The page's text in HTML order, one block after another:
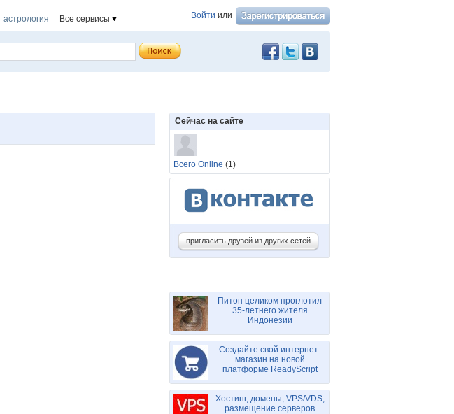
Войти или
астрология Все сервисы
Сейчас на сайте
Всего Online (1)
пригласить друзей из других сетей
Питон целиком проглотил
35-летнего жителя
Индонезии
Создайте свой интернет-
магазин на новой
платформе ReadyScript
Хостинг, домены, VPS/VDS,
размещение серверов